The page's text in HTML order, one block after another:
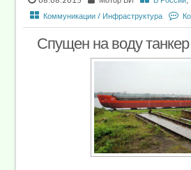
Коммуникации / Инфраструктура
Спущен на воду